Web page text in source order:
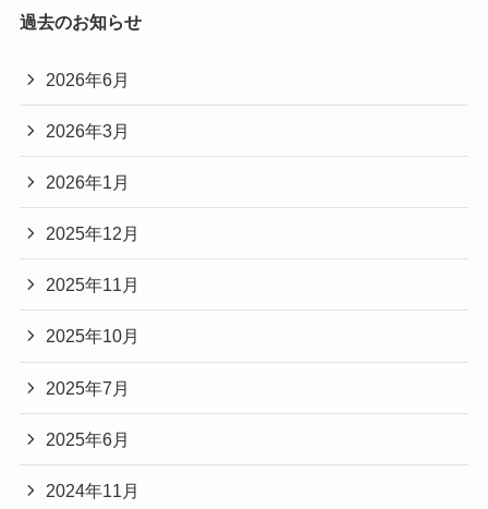
過去のお知らせ
2026年6月
2026年3月
2026年1月
2025年12月
2025年11月
2025年10月
2025年7月
2025年6月
2024年11月